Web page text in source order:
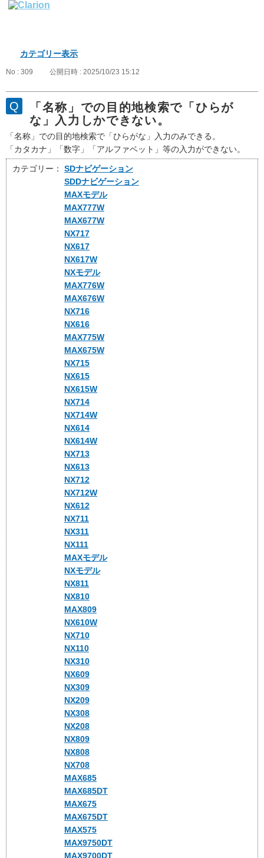
カテゴリー表示
No : 309 公開日時 : 2025/10/23 15:12
「名称」での目的地検索で「ひらが
な」入力しかできない。
「名称」での目的地検索で「ひらがな」入力のみできる。
「カタカナ」「数字」「アルファベット」等の入力ができない。
カテゴリー：
SDナビゲーション
SDDナビゲーション
MAXモデル
MAX777W
MAX677W
NX717
NX617
NX617W
NXモデル
MAX776W
MAX676W
NX716
NX616
MAX775W
MAX675W
NX715
NX615
NX615W
NX714
NX714W
NX614
NX614W
NX713
NX613
NX712
NX712W
NX612
NX711
NX311
NX111
MAXモデル
NXモデル
NX811
NX810
MAX809
NX610W
NX710
NX110
NX310
NX609
NX309
NX209
NX308
NX208
NX809
NX808
NX708
MAX685
MAX685DT
MAX675
MAX675DT
MAX575
MAX9750DT
MAX9700DT